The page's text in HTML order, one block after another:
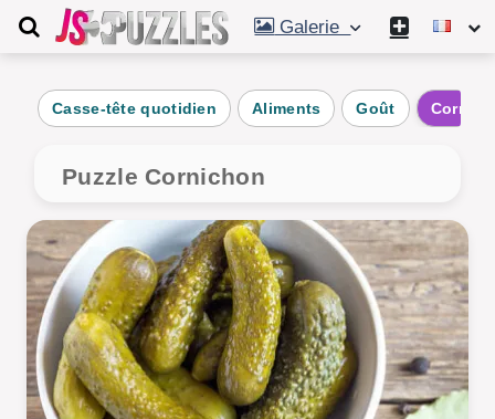
Galerie
Casse-tête quotidien Aliments Goût
Puzzle Cornichon